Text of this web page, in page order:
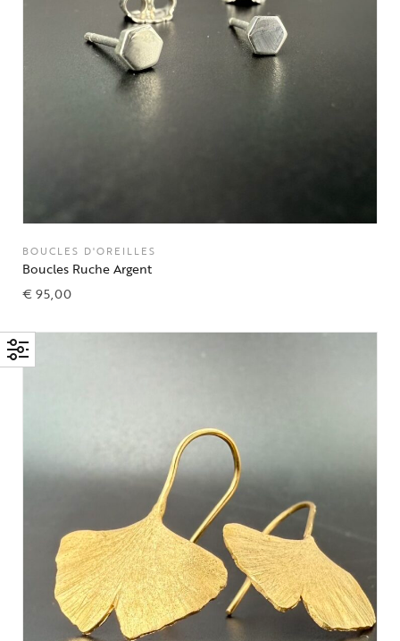
BOUCLES D'OREILLES
Boucles Ruche Argent
€95,00